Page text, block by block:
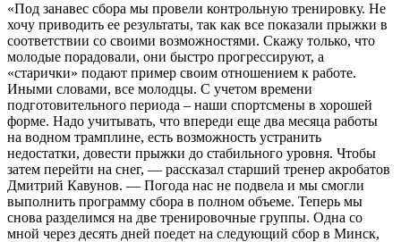
«Под занавес сбора мы провели контрольную тренировку. Не
хочу приводить ее результаты, так как все показали прыжки в
соответствии со своими возможностями. Скажу только, что
молодые порадовали, они быстро прогрессируют, а
«старички» подают пример своим отношением к работе.
Иными словами, все молодцы. С учетом времени
подготовительного периода – наши спортсмены в хорошей
форме. Надо учитывать, что впереди еще два месяца работы
на водном трамплине, есть возможность устранить
недостатки, довести прыжки до стабильного уровня. Чтобы
затем перейти на снег, — рассказал старший тренер акробатов
Дмитрий Кавунов. — Погода нас не подвела и мы смогли
выполнить программу сбора в полном объеме. Теперь мы
снова разделимся на две тренировочные группы. Одна со
мной через десять дней поедет на следующий сбор в Минск,